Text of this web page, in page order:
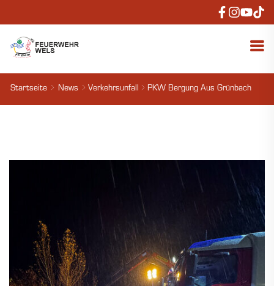
Startseite News Verkehrsunfall PKW Bergung Aus Grünbach